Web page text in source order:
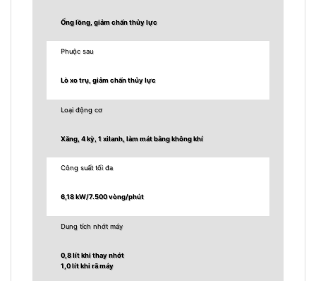
Ống lồng, giảm chấn thủy lực
Phuộc sau
Lò xo trụ, giảm chấn thủy lực
Loại động cơ
Xăng, 4 kỳ, 1 xilanh, làm mát bằng không khí
Công suất tối đa
6,18 kW/7.500 vòng/phút
Dung tích nhớt máy
0,8 lít khi thay nhớt
1,0 lít khi rã máy